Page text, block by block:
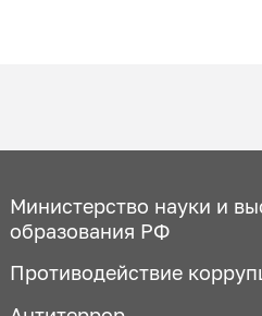
Министерство науки и
образования РФ
Противодействие